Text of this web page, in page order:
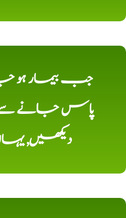
جب بیمار ہو
پاس جانے سے
دیکھیں,